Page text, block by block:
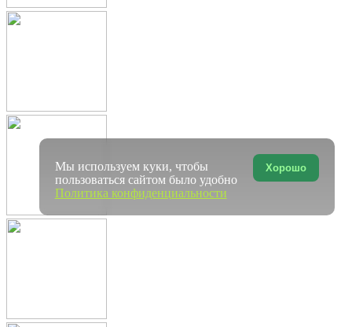
Хорошо
Мы используем куки, чтобы
пользоваться сайтом было удобно
Политика конфиденциальности